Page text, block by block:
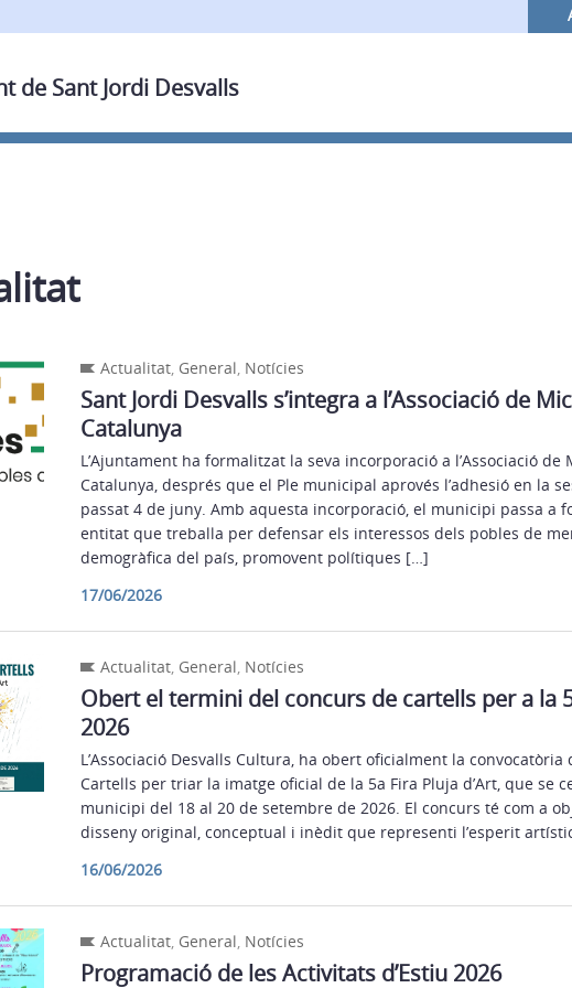
de Sant Jordi Desvalls
Actualitat, General, Notícies
Sant Jordi Desvalls s’integra a l’Associació de
Catalunya
L’Ajuntament ha formalitzat la seva incorporació a l’Associació de
Catalunya, després que el Ple municipal aprovés l’adhesió en la
passat 4 de juny. Amb aquesta incorporació, el municipi passa a
entitat que treballa per defensar els interessos dels pobles de
demogràfica del país, promovent polítiques […]
17/06/2026
Actualitat, General, Notícies
Obert el termini del concurs de cartells per a la
2026
L’Associació Desvalls Cultura, ha obert oficialment la convocatòria
Cartells per triar la imatge oficial de la 5a Fira Pluja d’Art, que se
municipi del 18 al 20 de setembre de 2026. El concurs té com a
disseny original, conceptual i inèdit que representi l’esperit
16/06/2026
Actualitat, General, Notícies
Programació de les Activitats d’Estiu 2026